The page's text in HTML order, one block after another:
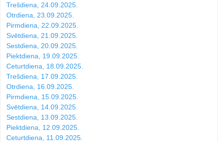
Trešdiena, 24.09.2025.
Otrdiena, 23.09.2025.
Pirmdiena, 22.09.2025.
Svētdiena, 21.09.2025.
Sestdiena, 20.09.2025.
Piektdiena, 19.09.2025.
Ceturtdiena, 18.09.2025.
Trešdiena, 17.09.2025.
Otrdiena, 16.09.2025.
Pirmdiena, 15.09.2025.
Svētdiena, 14.09.2025.
Sestdiena, 13.09.2025.
Piektdiena, 12.09.2025.
Ceturtdiena, 11.09.2025.